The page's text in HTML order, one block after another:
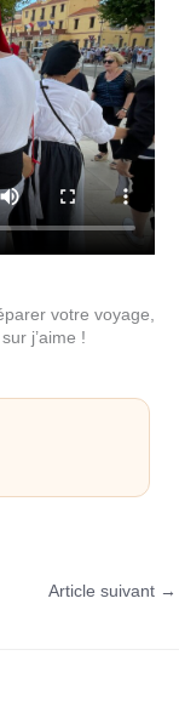
votre voyage,
j’aime !
Article suivant →